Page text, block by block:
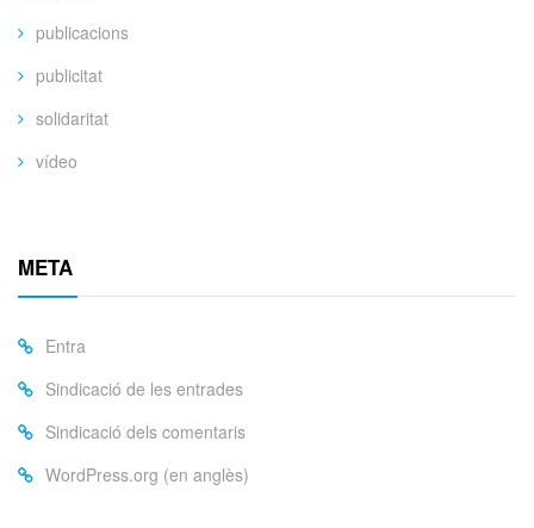
publicacions
publicitat
solidaritat
vídeo
META
Entra
Sindicació de les entrades
Sindicació dels comentaris
WordPress.org (en anglès)